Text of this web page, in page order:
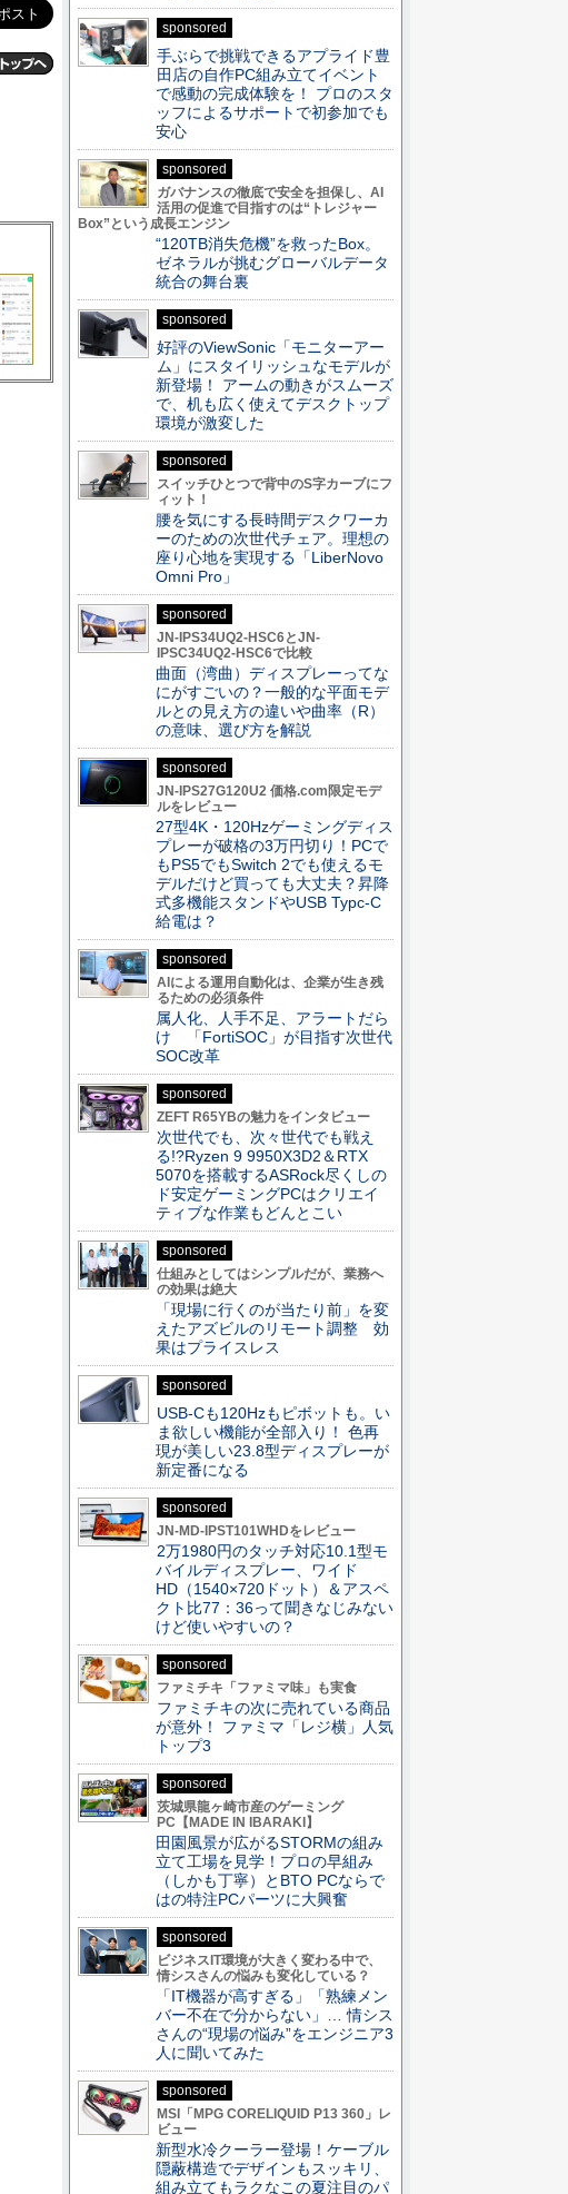
sponsored
手ぶらで挑戦できるアプライド豊
田店の自作PC組み立てイベント
で感動の完成体験を！ プロのスタ
ッフによるサポートで初参加でも
安心
sponsored
ガバナンスの徹底で安全を担保し、AI
活用の促進で目指すのは“トレジャー
Box”という成長エンジン
“120TB消失危機”を救ったBox。
ゼネラルが挑むグローバルデータ
統合の舞台裏
sponsored
好評のViewSonic「モニターアー
ム」にスタイリッシュなモデルが
新登場！ アームの動きがスムーズ
で、机も広く使えてデスクトップ
環境が激変した
sponsored
スイッチひとつで背中のS字カーブにフ
ィット！
腰を気にする長時間デスクワーカ
ーのための次世代チェア。理想の
座り心地を実現する「LiberNovo
Omni Pro」
sponsored
JN-IPS34UQ2-HSC6とJN-
IPSC34UQ2-HSC6で比較
曲面（湾曲）ディスプレーってな
にがすごいの？一般的な平面モデ
ルとの見え方の違いや曲率（R）
の意味、選び方を解説
sponsored
JN-IPS27G120U2 価格.com限定モデ
ルをレビュー
27型4K・120Hzゲーミングディス
プレーが破格の3万円切り！PCで
もPS5でもSwitch 2でも使えるモ
デルだけど買っても大丈夫？昇降
式多機能スタンドやUSB Typc-C
給電は？
sponsored
AIによる運用自動化は、企業が生き残
るための必須条件
属人化、人手不足、アラートだら
け 「FortiSOC」が目指す次世代
SOC改革
sponsored
ZEFT R65YBの魅力をインタビュー
次世代でも、次々世代でも戦え
る!?Ryzen 9 9950X3D2＆RTX
5070を搭載するASRock尽くしの
ド安定ゲーミングPCはクリエイ
ティブな作業もどんとこい
sponsored
仕組みとしてはシンプルだが、業務へ
の効果は絶大
「現場に行くのが当たり前」を変
えたアズビルのリモート調整 効
果はプライスレス
sponsored
USB-Cも120Hzもピボットも。い
ま欲しい機能が全部入り！ 色再
現が美しい23.8型ディスプレーが
新定番になる
sponsored
JN-MD-IPST101WHDをレビュー
2万1980円のタッチ対応10.1型モ
バイルディスプレー、ワイド
HD（1540×720ドット）＆アスペ
クト比77：36って聞きなじみない
けど使いやすいの？
sponsored
ファミチキ「ファミマ味」も実食
ファミチキの次に売れている商品
が意外！ ファミマ「レジ横」人気
トップ3
sponsored
茨城県龍ヶ崎市産のゲーミング
PC【MADE IN IBARAKI】
田園風景が広がるSTORMの組み
立て工場を見学！プロの早組み
（しかも丁寧）とBTO PCならで
はの特注PCパーツに大興奮
sponsored
ビジネスIT環境が大きく変わる中で、
情シスさんの悩みも変化している？
「IT機器が高すぎる」「熟練メン
バー不在で分からない」… 情シス
さんの“現場の悩み”をエンジニア3
人に聞いてみた
sponsored
MSI「MPG CORELIQUID P13 360」レ
ビュー
新型水冷クーラー登場！ケーブル
隠蔽構造でデザインもスッキリ、
組み立てもラクなこの夏注目のパ